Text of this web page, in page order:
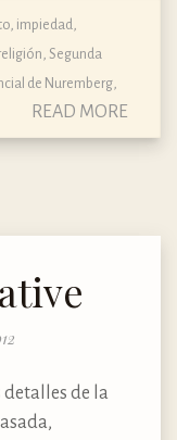
, impiedad,
, Segunda
de Nuremberg,
READ MORE
detalles de la